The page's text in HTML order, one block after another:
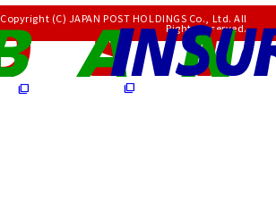
Copyright (C) JAPAN POST HOLDINGS Co., Ltd. All
Rights Reserved.